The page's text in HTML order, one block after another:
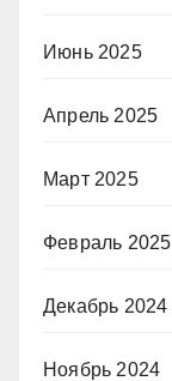
Июнь 2025
Апрель 2025
Март 2025
Февраль 2025
Декабрь 2024
Ноябрь 2024